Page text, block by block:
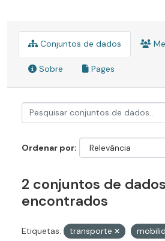
Conjuntos de dados
Sobre Pages
Ordenar por
2 conjuntos de dados
encontrados
Etiquetas: transporte